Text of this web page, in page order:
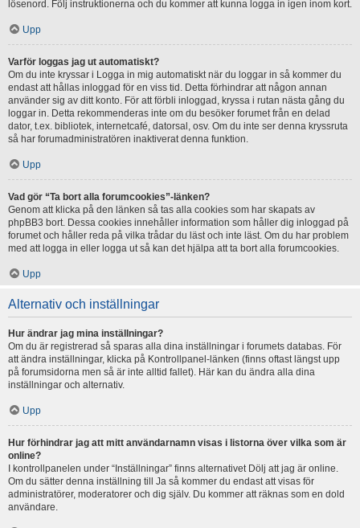
lösenord. Följ instruktionerna och du kommer att kunna logga in igen inom kort.
Upp
Varför loggas jag ut automatiskt?
Om du inte kryssar i Logga in mig automatiskt när du loggar in så kommer du
endast att hållas inloggad för en viss tid. Detta förhindrar att någon annan
använder sig av ditt konto. För att förbli inloggad, kryssa i rutan nästa gång du
loggar in. Detta rekommenderas inte om du besöker forumet från en delad
dator, t.ex. bibliotek, internetcafé, datorsal, osv. Om du inte ser denna kryssruta
så har forumadministratören inaktiverat denna funktion.
Upp
Vad gör “Ta bort alla forumcookies”-länken?
Genom att klicka på den länken så tas alla cookies som har skapats av
phpBB3 bort. Dessa cookies innehåller information som håller dig inloggad på
forumet och håller reda på vilka trådar du läst och inte läst. Om du har problem
med att logga in eller logga ut så kan det hjälpa att ta bort alla forumcookies.
Upp
Alternativ och inställningar
Hur ändrar jag mina inställningar?
Om du är registrerad så sparas alla dina inställningar i forumets databas. För
att ändra inställningar, klicka på Kontrollpanel-länken (finns oftast längst upp
på forumsidorna men så är inte alltid fallet). Här kan du ändra alla dina
inställningar och alternativ.
Upp
Hur förhindrar jag att mitt användarnamn visas i listorna över vilka som är
online?
I kontrollpanelen under “Inställningar” finns alternativet Dölj att jag är online.
Om du sätter denna inställning till Ja så kommer du endast att visas för
administratörer, moderatorer och dig själv. Du kommer att räknas som en dold
användare.